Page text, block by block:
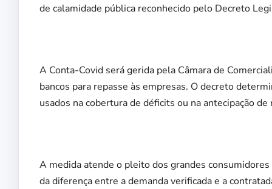
de calamidade pública reconhecido pelo Decreto
A Conta-Covid será gerida pela Câmara de
bancos para repasse às empresas. O decreto
usados na cobertura de déficits ou na antecipação
A medida atende o pleito dos grandes
da diferença entre a demanda verificada e a